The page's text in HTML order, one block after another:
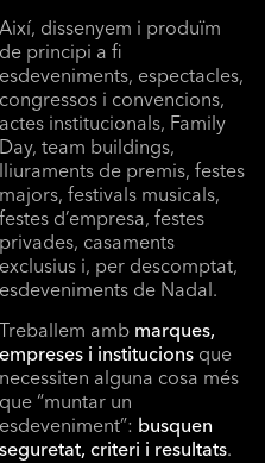
Així, dissenyem i produïm
de principi a fi
esdeveniments, espectacles,
congressos i convencions,
actes institucionals, Family
Day, team buildings,
lliuraments de premis, festes
majors, festivals musicals,
festes d’empresa, festes
privades, casaments
exclusius i, per descomptat,
esdeveniments de Nadal.
Treballem amb marques,
empreses i institucions que
necessiten alguna cosa més
que “muntar un
esdeveniment”: busquen
seguretat, criteri i resultats.